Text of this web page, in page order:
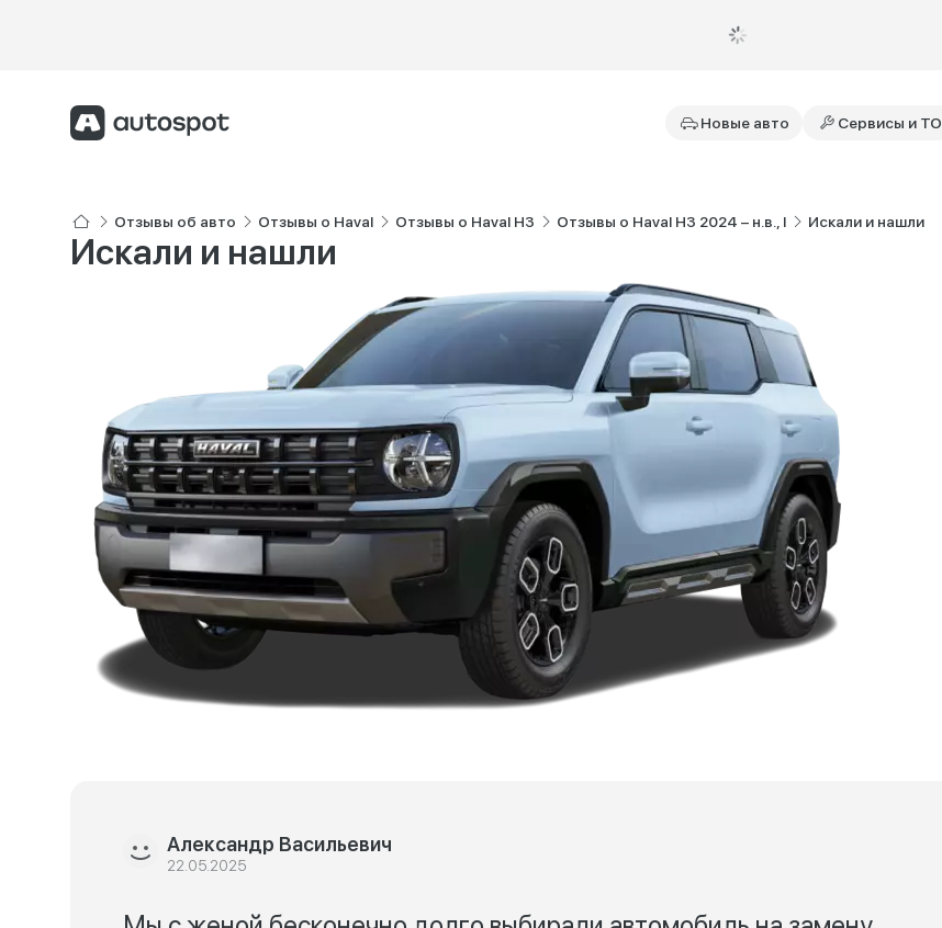
Новые авто Сервисы и ТО
Отзывы об авто Отзывы о Haval Отзывы о Haval H3 Отзывы о Haval H3 2024 – н.в., I Искали и нашли
Искали и нашли
Александр Васильевич
22.05.2025